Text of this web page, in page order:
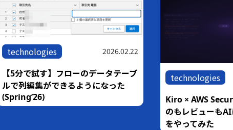
technologies 2026.06.01
【10分で試す】Claudeから
blog,
Pythonの
い！？ 業務シ
行家の丸め」の